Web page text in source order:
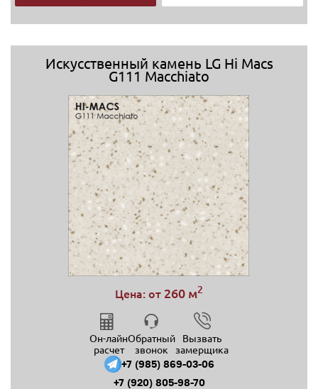
Искусственный камень LG Hi Macs
G111 Macchiato
Цена: от 260 м2
Он-лайн
расчет
Обратный
звонок
Вызвать
замерщика
+7 (985) 869-03-06
+7 (920) 805-98-70